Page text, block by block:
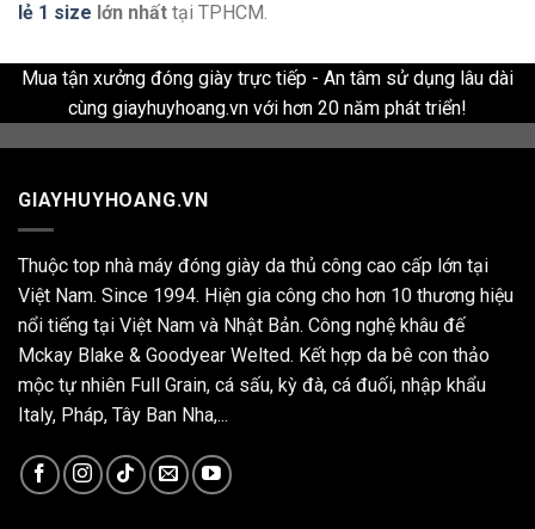
lẻ 1 size lớn nhất tại TPHCM.
Mua tận xưởng đóng giày trực tiếp - An tâm sử dụng lâu dài
cùng giayhuyhoang.vn với hơn 20 năm phát triển!
GIAYHUYHOANG.VN
Thuộc top nhà máy đóng giày da thủ công cao cấp lớn tại
Việt Nam. Since 1994. Hiện gia công cho hơn 10 thương hiệu
nổi tiếng tại Việt Nam và Nhật Bản. Công nghệ khâu đế
Mckay Blake & Goodyear Welted. Kết hợp da bê con thảo
mộc tự nhiên Full Grain, cá sấu, kỳ đà, cá đuối, nhập khẩu
Italy, Pháp, Tây Ban Nha,...